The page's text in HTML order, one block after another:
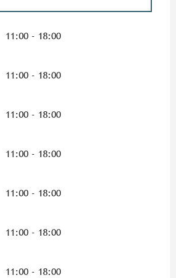
11:00 - 18:00
11:00 - 18:00
11:00 - 18:00
11:00 - 18:00
11:00 - 18:00
11:00 - 18:00
11:00 - 18:00